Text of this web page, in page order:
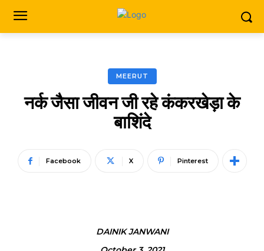
MEERUT
नर्क जैसा जीवन जी रहे कंकरखेड़ा के
बाशिंदे
Facebook X Pinterest
DAINIK JANWANI